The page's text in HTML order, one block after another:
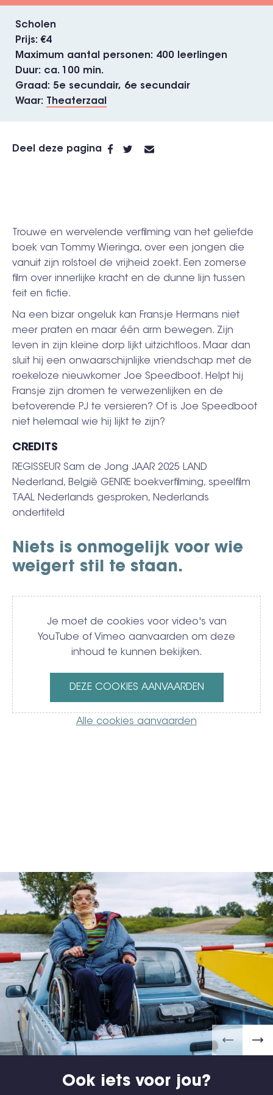
Scholen
Prijs
€4
Maximum aantal personen
400 leerlingen
Duur
ca. 100 min.
Graad
5e secundair, 6e secundair
Waar
Theaterzaal
Deel deze pagina
Trouwe en wervelende verfilming van het geliefde
boek van Tommy Wieringa, over een jongen die
vanuit zijn rolstoel de vrijheid zoekt. Een zomerse
film over innerlijke kracht en de dunne lijn tussen
feit en fictie.
Na een bizar ongeluk kan Fransje Hermans niet
meer praten en maar één arm bewegen. Zijn
leven in zijn kleine dorp lijkt uitzichtloos. Maar dan
sluit hij een onwaarschijnlijke vriendschap met de
roekeloze nieuwkomer Joe Speedboot. Helpt hij
Fransje zijn dromen te verwezenlijken en de
betoverende PJ te versieren? Of is Joe Speedboot
niet helemaal wie hij lijkt te zijn?
CREDITS
REGISSEUR Sam de Jong JAAR 2025 LAND
Nederland, België GENRE boekverfilming, speelfilm
TAAL Nederlands gesproken, Nederlands
ondertiteld
Niets is onmogelijk voor wie
weigert stil te staan.
Video
Je moet de cookies voor video's van
YouTube of Vimeo aanvaarden om deze
inhoud te kunnen bekijken.
DEZE COOKIES AANVAARDEN
Alle cookies aanvaarden
Ook iets voor jou?